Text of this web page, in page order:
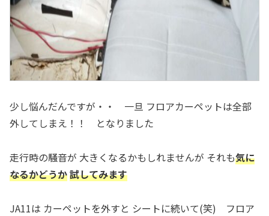
少し悩んだんですが・・ 一旦 フロアカーペットは全部
外してしまえ！！ となりました
走行時の騒音が 大きくなるかもしれませんが それも気に
なるかどうか試してみます
JA11は カーペットを外すと シートに続いて(笑) フロア